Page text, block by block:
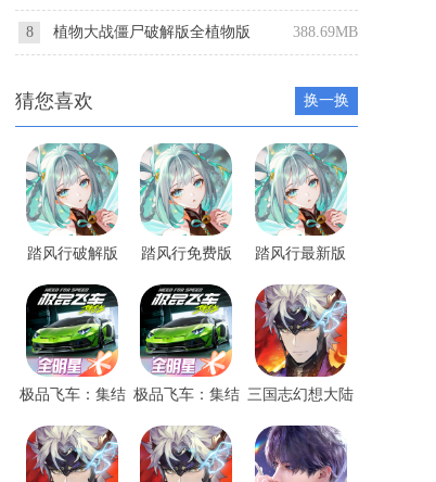
版
8 植物大战僵尸破解版全植物版 388.69MB
猜您喜欢 换一换
踏风行破解版 踏风行免费版 踏风行最新版
极品飞车：集结 极品飞车：集结 三国志幻想大陆